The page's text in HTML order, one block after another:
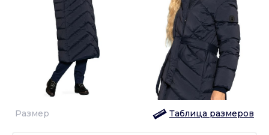
Размер Таблица размеров